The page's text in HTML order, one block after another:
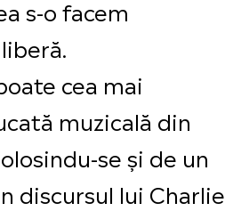
s-o facem
cea mai
muzicală din
se și de un
discursul lui Charlie